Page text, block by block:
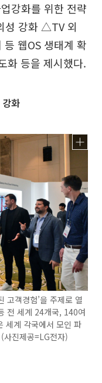
강화를 위한 전략
성 강화 △TV 외
웹OS 생태계 확
화 등을 제시했다.
화
객경험’을 주제로 열
전 세계 24개국, 140여
세계 각국에서 모인 파
진제공=LG전자)